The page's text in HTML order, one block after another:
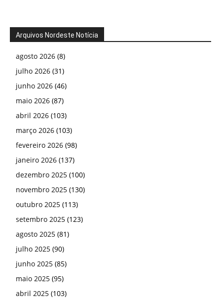
Arquivos Nordeste Notícia
agosto 2026 (8)
julho 2026 (31)
junho 2026 (46)
maio 2026 (87)
abril 2026 (103)
março 2026 (103)
fevereiro 2026 (98)
janeiro 2026 (137)
dezembro 2025 (100)
novembro 2025 (130)
outubro 2025 (113)
setembro 2025 (123)
agosto 2025 (81)
julho 2025 (90)
junho 2025 (85)
maio 2025 (95)
abril 2025 (103)